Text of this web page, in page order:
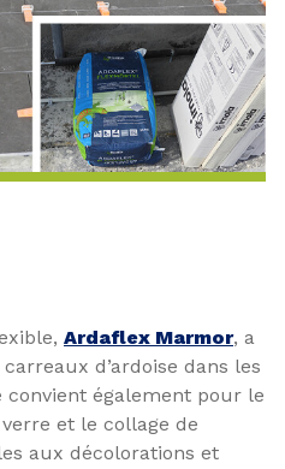
Ardaflex Marmor, a
d’ardoise dans les
convient également pour le
et le collage de
aux décolorations et